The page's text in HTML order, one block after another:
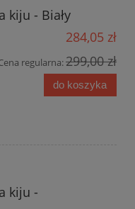
kiju - Biały
284,05 zł
regularna:299,00 zł
do koszyka
kiju -